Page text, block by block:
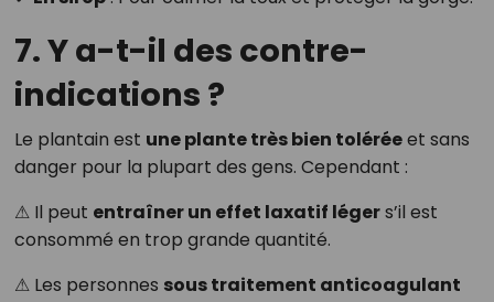
7. Y a-t-il des contre-
indications ?
Le plantain est une plante très bien toléréeet sans
danger pour la plupart des gens. Cependant :
⚠ Il peut entraîner un effet laxatif légers’il est
consommé en trop grande quantité.
⚠ Les personnes sous traitement anticoagulant